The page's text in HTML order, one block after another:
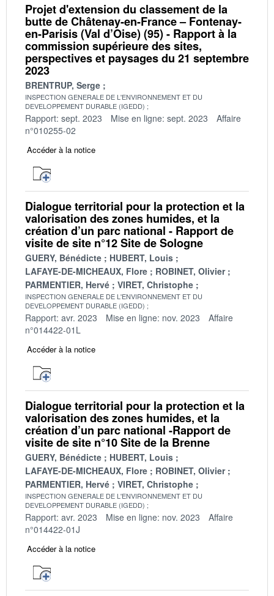
Projet d'extension du classement de la
butte de Châtenay-en-France – Fontenay-
en-Parisis (Val d’Oise) (95) - Rapport à la
commission supérieure des sites,
perspectives et paysages du 21 septembre
2023
BRENTRUP, Serge
INSPECTION GENERALE DE L'ENVIRONNEMENT ET DU
DEVELOPPEMENT DURABLE (IGEDD)
Rapport: sept. 2023 Mise en ligne: sept. 2023
Affaire
n°010255-02
Accéder à la notice
Dialogue territorial pour la protection et la
valorisation des zones humides, et la
création d’un parc national - Rapport de
visite de site n°12 Site de Sologne
GUERY, Bénédicte
HUBERT, Louis
LAFAYE-DE-MICHEAUX, Flore
ROBINET, Olivier
PARMENTIER, Hervé
VIRET, Christophe
INSPECTION GENERALE DE L'ENVIRONNEMENT ET DU
DEVELOPPEMENT DURABLE (IGEDD)
Rapport: avr. 2023 Mise en ligne: nov. 2023
Affaire
n°014422-01L
Accéder à la notice
Dialogue territorial pour la protection et la
valorisation des zones humides, et la
création d’un parc national -Rapport de
visite de site n°10 Site de la Brenne
GUERY, Bénédicte
HUBERT, Louis
LAFAYE-DE-MICHEAUX, Flore
ROBINET, Olivier
PARMENTIER, Hervé
VIRET, Christophe
INSPECTION GENERALE DE L'ENVIRONNEMENT ET DU
DEVELOPPEMENT DURABLE (IGEDD)
Rapport: avr. 2023 Mise en ligne: nov. 2023
Affaire
n°014422-01J
Accéder à la notice